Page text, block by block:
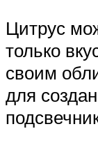
Цитрус
только
своим
для